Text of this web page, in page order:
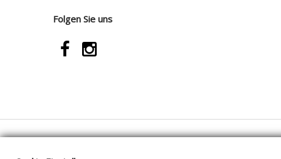
Folgen Sie uns